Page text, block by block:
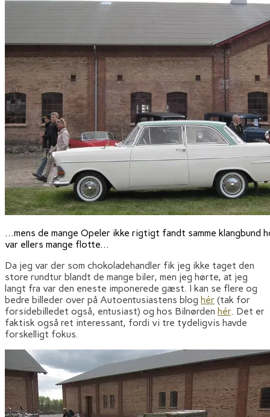
...mens de mange Opeler ikke rigtigt fandt samme klangbund
var ellers mange flotte...
Da jeg var der som chokoladehandler fik jeg ikke taget den
store rundtur blandt de mange biler, men jeg hørte, at jeg
langt fra var den eneste imponerede gæst. I kan se flere og
bedre billeder over på Autoentusiastens blog hér (tak for
forsidebilledet også, entusiast) og hos Bilnørden hér. Det er
faktisk også ret interessant, fordi vi tre tydeligvis havde
forskelligt fokus.